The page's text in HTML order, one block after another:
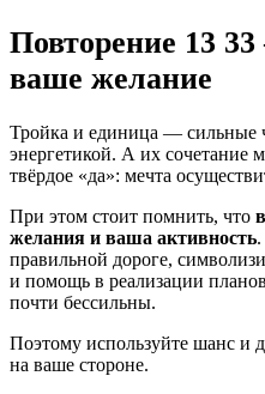
Повторение 13
ваше желание
Тройка и единица — сильные
энергетикой. А их сочетание
твёрдое «да»: мечта
При этом стоит помнить, что
желания и ваша активность
правильной дороге,
и помощь в реализации
почти бессильны.
Поэтому используйте шанс и
на ваше стороне.